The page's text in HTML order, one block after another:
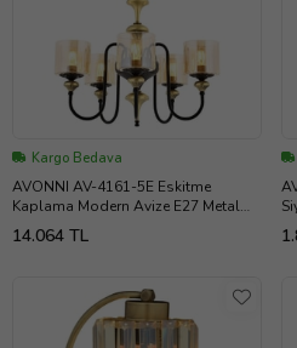
Kargo Bedava
AVONNI AV-4161-5E Eskitme
Kaplama Modern Avize E27 Metal
Cam 62cm
14.064 TL